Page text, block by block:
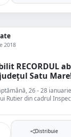
2018
RECORDUL
Satu
26 - 28
Rutier din cadrul
Distribuie